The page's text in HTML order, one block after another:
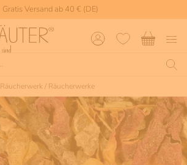
Gratis Versand ab 40 € (DE)
Räucherwerk / Räucherwerke